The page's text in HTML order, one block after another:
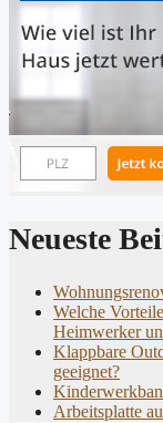
Neueste
Welche
Heimwerker
Klappbare
geeignet?
Arbeitsplatte